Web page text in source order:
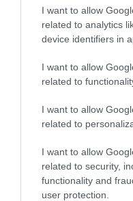
I want to allow
related to analytics
device identifiers in
I want to allow
related to
I want to allow
related to
I want to allow
related to security,
functionality and
user protection.
Bearskin Airlines;
CalmAir;
Caribbean Airlines;
CheapFlightsFares;
Emirates;
Flair Airlines;
Hawaiian Airlines;
Jetlines;
Lufthansa;